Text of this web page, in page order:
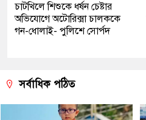
চাটখিলে শিশুকে ধর্ষন চেষ্টার
অভিযোগে অটোরিক্সা চালককে
গন-ধোলাই- পুলিশে সোর্পদ
সর্বাধিক পঠিত